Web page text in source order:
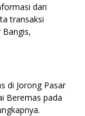
dari
transaksi
Bangis,
di Jorong Pasar
Beremas pada